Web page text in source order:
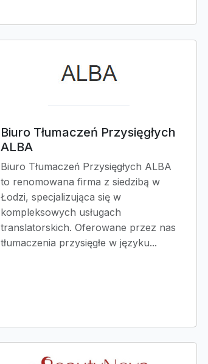
Biuro Tłumaczeń Przysięgłych
ALBA
Biuro Tłumaczeń Przysięgłych ALBA
to renomowana firma z siedzibą w
Łodzi, specjalizująca się w
kompleksowych usługach
translatorskich. Oferowane przez nas
tłumaczenia przysięgłe w języku...